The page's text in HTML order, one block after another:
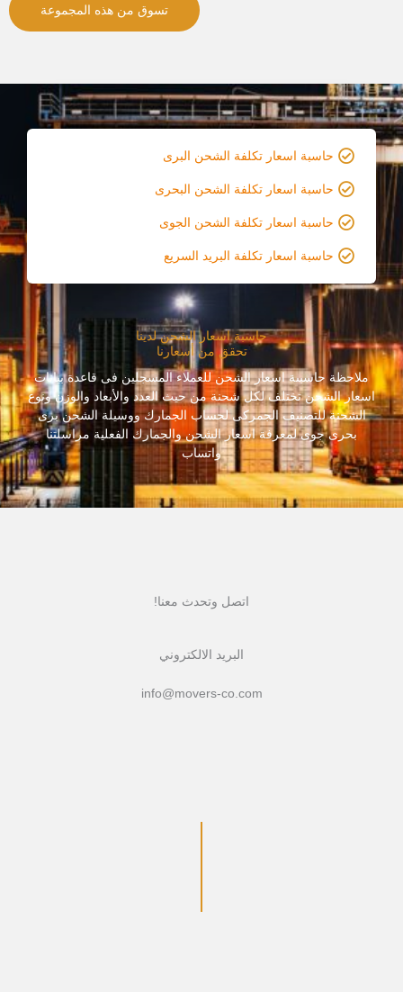
تسوق من هذه المجموعة
حاسبة اسعار تكلفة الشحن البرى
حاسبة اسعار تكلفة الشحن البحرى
حاسبة اسعار تكلفة الشحن الجوى
حاسبة اسعار تكلفة البريد السريع
حاسبة اسعار الشحن لدينا
تحقق من أسعارنا
ملاحظة حاسبىة اسعار الشحن للعملاء المسجلين فى قاعدة بيانات
اسعار الشحن تختلف لكل شحنة من حيث العدد والأبعاد والوزن ونوع
الشحنة للتصنيف الجمركى لحساب الجمارك ووسيلة الشحن برى
بحرى جوى لمعرفة اسعار الشحن والجمارك الفعلية مراسلتنا
واتساب
اتصل وتحدث معنا!
البريد الالكتروني
info@movers-co.com